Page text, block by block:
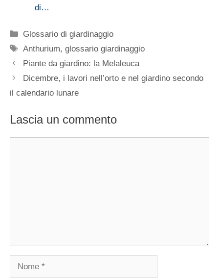
di…
Categorie
Glossario di giardinaggio
Tag
Anthurium,glossario giardinaggio
Piante da giardino: la Melaleuca
Dicembre, i lavori nell’orto e nel giardino secondo
il calendario lunare
Lascia un commento
Nome